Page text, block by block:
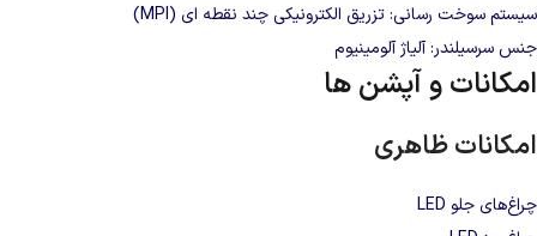
سیستم سوخت‌ رسانی: تزریق الکترونیکی چند نقطه‌ ای (MPI)
جنس سرسیلندر: آلیاژ آلومینیوم
امکانات و آپشن‌ ها
امکانات ظاهری
چراغ‌های جلو LED